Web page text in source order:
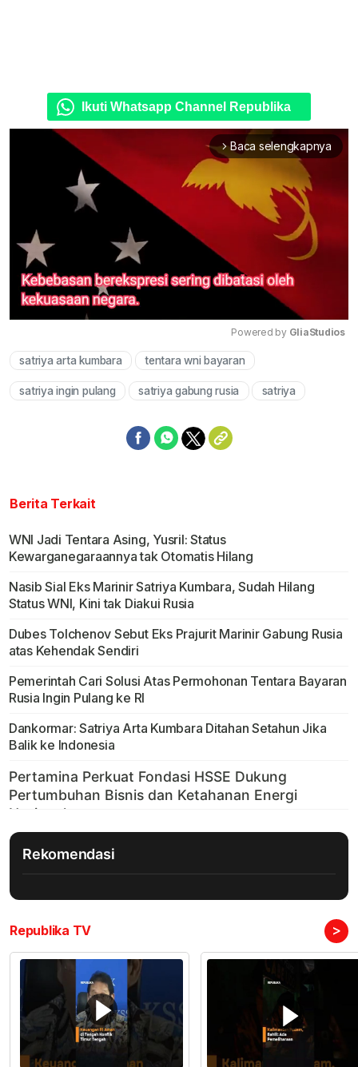
Ikuti Whatsapp Channel Republika
arrow_forward_ios Baca selengkapnya
Powered by GliaStudios
satriya arta kumbara tentara wni bayaran
satriya ingin pulang satriya gabung rusia satriya
Berita Terkait
WNI Jadi Tentara Asing, Yusril: Status
Kewarganegaraannya tak Otomatis Hilang
Nasib Sial Eks Marinir Satriya Kumbara, Sudah Hilang
Status WNI, Kini tak Diakui Rusia
Dubes Tolchenov Sebut Eks Prajurit Marinir Gabung Rusia
atas Kehendak Sendiri
Pemerintah Cari Solusi Atas Permohonan Tentara Bayaran
Rusia Ingin Pulang ke RI
Dankormar: Satriya Arta Kumbara Ditahan Setahun Jika
Balik ke Indonesia
Rekomendasi
Republika TV >